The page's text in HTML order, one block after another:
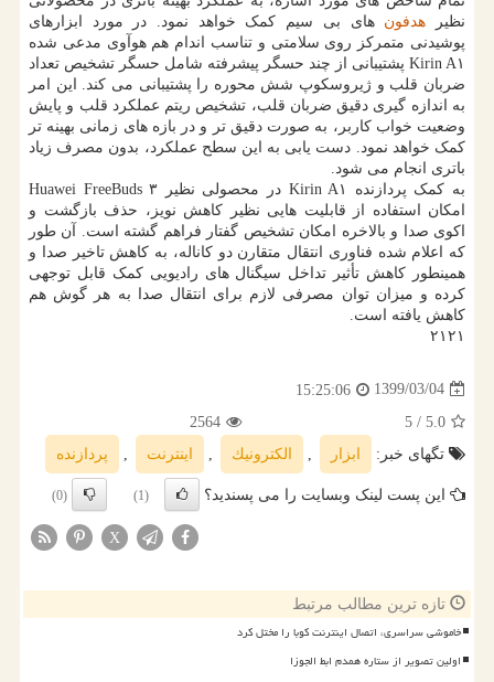
نظیر هدفون های بی سیم کمک خواهد نمود. در مورد ابزارهای
پوشیدنی متمرکز روی سلامتی و تناسب اندام هم هوآوی مدعی شده
Kirin A۱ پشتیبانی از چند حسگر پیشرفته شامل حسگر تشخیص تعداد
ضربان قلب و ژیروسکوپ شش محوره را پشتیبانی می کند. این امر
به اندازه گیری دقیق ضربان قلب، تشخیص ریتم عملکرد قلب و پایش
وضعیت خواب کاربر، به صورت دقیق تر و در بازه های زمانی بهینه تر
کمک خواهد نمود. دست یابی به این سطح عملکرد، بدون مصرف زیاد
باتری انجام می شود.
به کمک پردازنده Kirin A۱ در محصولی نظیر Huawei FreeBuds ۳
امکان استفاده از قابلیت هایی نظیر کاهش نویز، حذف بازگشت و
اکوی صدا و بالاخره امکان تشخیص گفتار فراهم گشته است. آن طور
که اعلام شده فناوری انتقال متقارن دو کاناله، به کاهش تاخیر صدا و
همینطور کاهش تأثیر تداخل سیگنال های رادیویی کمک قابل توجهی
کرده و میزان توان مصرفی لازم برای انتقال صدا به هر گوش هم
کاهش یافته است.
۲۱۲۱
1399/03/04
15:25:06
5.0
/ 5
2564
تگهای خبر:
ابزار , الكترونیك , اینترنت , پردازنده
این پست لینک وبسایت را می پسندید؟ (1)
(0)
X
تازه ترین مطالب مرتبط
خاموشی سراسری، اتصال اینترنت کوبا را مختل کرد
اولین تصویر از ستاره همدم ابط الجوزا